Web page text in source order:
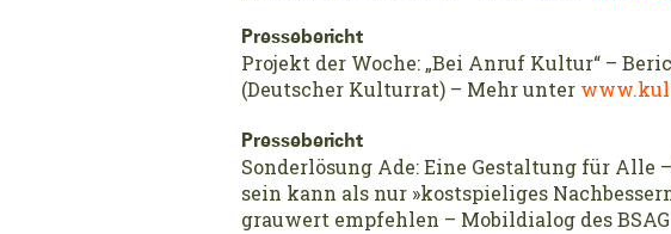
Pressebericht
Projekt der Woche: „Bei Anruf Kultur“ –
(Deutscher Kulturrat) – Mehr unter
Pressebericht
Sonderlösung Ade: Eine Gestaltung für
sein kann als nur »kostspieliges
grauwert empfehlen – Mobildialog des